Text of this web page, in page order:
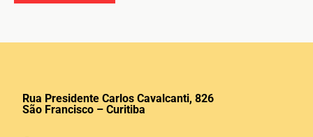
Rua Presidente Carlos Cavalcanti, 826
São Francisco – Curitiba